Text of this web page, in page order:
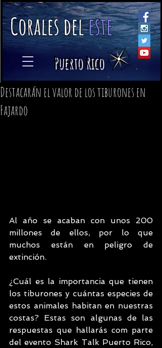
Coralesdeleste​
Puerto Rico
Destacarán el valor de los tiburones en
Fajardo
Al año se acaban con unos 200
millones de ellos, por lo que
muchos están en peligro de
extinción.
¿Cuál es la importancia que tienen
los tiburones y cuántas especies de
estos animales habitan en nuestras
costas? Estas son algunas de las
respuestas que hallarás com parte
del evento Shark Talk Puerto Rico,